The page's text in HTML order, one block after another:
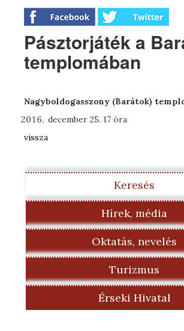
Pásztorjáték a
templomában
Nagyboldogasszony (Barátok)
december 25. 17 óra
vissza
Keresés
Hírek, média
Oktatás, nevelés
Turizmus
Érseki Hivatal